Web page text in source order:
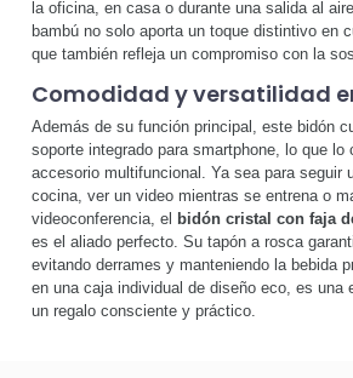
la oficina, en casa o durante una salida al
bambú no solo aporta un toque distintivo en
que también refleja un compromiso con la
Comodidad y versatilidad
Además de su función principal, este bidón
soporte integrado para smartphone, lo que lo
accesorio multifuncional. Ya sea para seguir
cocina, ver un video mientras se entrena o
videoconferencia, el bidón cristal con faja
es el aliado perfecto. Su tapón a rosca
evitando derrames y manteniendo la bebida
en una caja individual de diseño eco, es una
un regalo consciente y práctico.